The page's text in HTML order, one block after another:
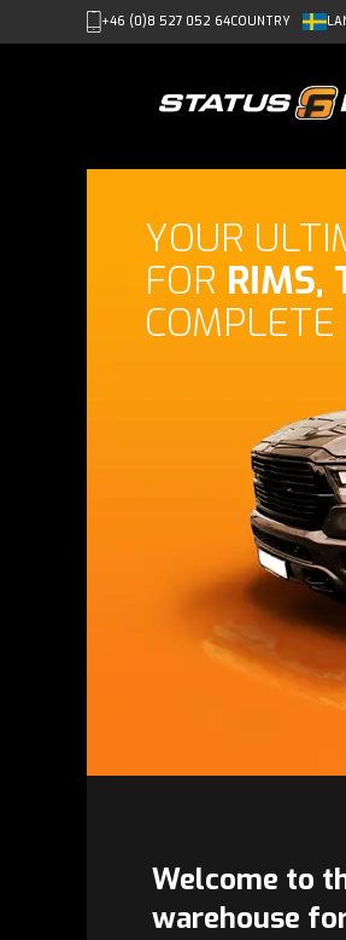
+46 (0)8 527 052 64COUNTRY
YOUR
FOR RIMS,
COMPLETE
Welcome to
warehouse